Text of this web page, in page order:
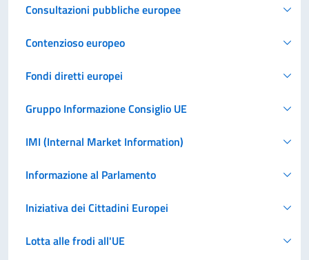
Consultazioni pubbliche europee
Contenzioso europeo
Fondi diretti europei
Gruppo Informazione Consiglio UE
IMI (Internal Market Information)
Informazione al Parlamento
Iniziativa dei Cittadini Europei
Lotta alle frodi all'UE